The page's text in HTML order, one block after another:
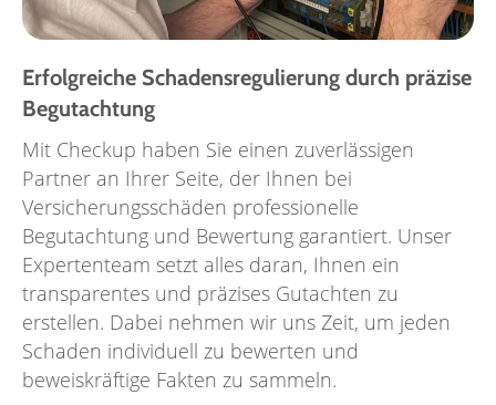
Erfolgreiche Schadensregulierung durch präzise
Begutachtung
Mit Checkup haben Sie einen zuverlässigen
Partner an Ihrer Seite, der Ihnen bei
Versicherungsschäden professionelle
Begutachtung und Bewertung garantiert. Unser
Expertenteam setzt alles daran, Ihnen ein
transparentes und präzises Gutachten zu
erstellen. Dabei nehmen wir uns Zeit, um jeden
Schaden individuell zu bewerten und
beweiskräftige Fakten zu sammeln.